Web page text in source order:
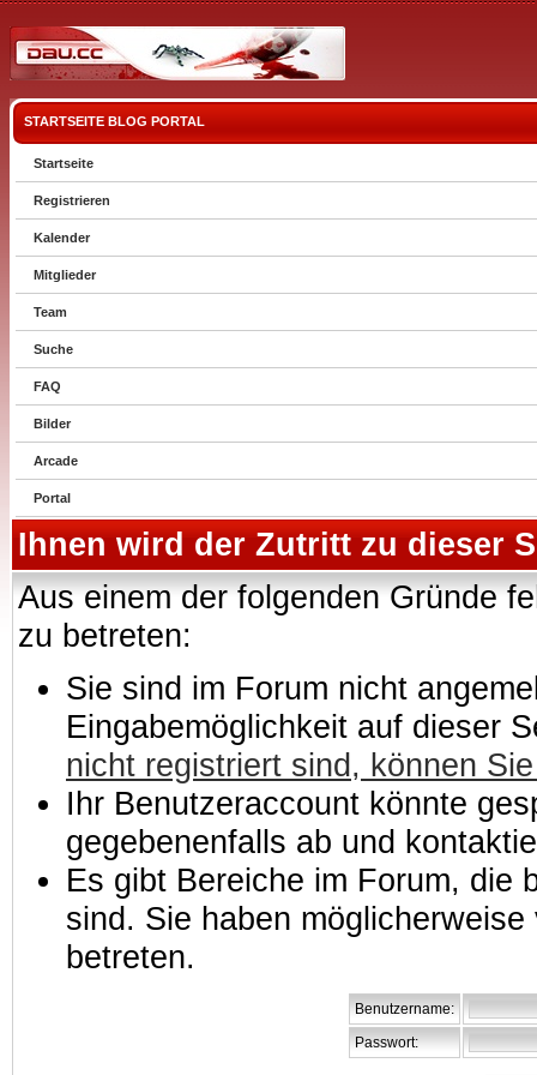
STARTSEITE BLOG PORTAL
Startseite
Registrieren
Kalender
Mitglieder
Team
Suche
FAQ
Bilder
Arcade
Portal
Ihnen wird der Zutritt zu dieser
Aus einem der folgenden Gründe
zu betreten:
Sie sind im Forum nicht
Eingabemöglichkeit auf dieser
nicht registriert sind, können
Ihr Benutzeraccount könnte
gegebenenfalls ab und
Es gibt Bereiche im Forum, die
sind. Sie haben
betreten.
Benutzername:
Passwort: